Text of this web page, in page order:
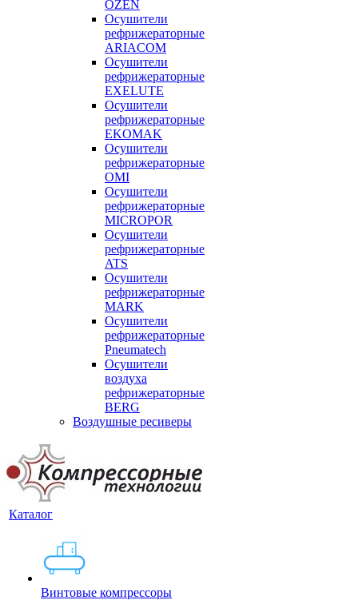
OZEN
Осушители
рефрижераторные
ARIACOM
Осушители
рефрижераторные
EXELUTE
Осушители
рефрижераторные
EKOMAK
Осушители
рефрижераторные
OMI
Осушители
рефрижераторные
MICROPOR
Осушители
рефрижераторные
ATS
Осушители
рефрижераторные
MARK
Осушители
рефрижераторные
Pneumatech
Осушители
воздуха
рефрижераторные
BERG
Воздушные ресиверы
Каталог
Винтовые компрессоры